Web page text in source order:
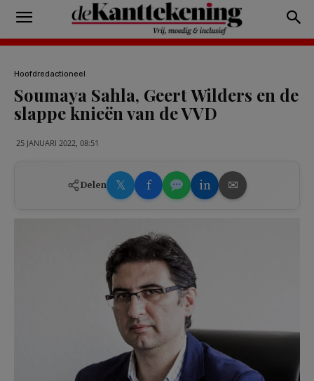
Hoofdredactioneel
Soumaya Sahla, Geert Wilders en de
slappe knieën van de VVD
25 JANUARI 2022, 08:51
Delen 𝕏 f in ✉